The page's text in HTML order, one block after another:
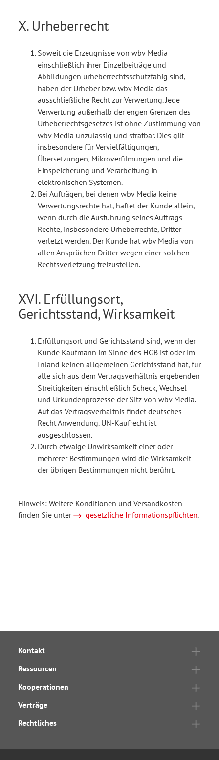
X. Urheberrecht
Soweit die Erzeugnisse von wbv Media
einschließlich ihrer Einzelbeiträge und
Abbildungen urheberrechtsschutzfähig sind,
haben der Urheber bzw. wbv Media das
ausschließliche Recht zur Verwertung. Jede
Verwertung außerhalb der engen Grenzen des
Urheberrechtsgesetzes ist ohne Zustimmung von
wbv Media unzulässig und strafbar. Dies gilt
insbesondere für Vervielfältigungen,
Übersetzungen, Mikroverfilmungen und die
Einspeicherung und Verarbeitung in
elektronischen Systemen.
Bei Aufträgen, bei denen wbv Media keine
Verwertungsrechte hat, haftet der Kunde allein,
wenn durch die Ausführung seines Auftrags
Rechte, insbesondere Urheberrechte, Dritter
verletzt werden. Der Kunde hat wbv Media von
allen Ansprüchen Dritter wegen einer solchen
Rechtsverletzung freizustellen.
XVI. Erfüllungsort,
Gerichtsstand, Wirksamkeit
Erfüllungsort und Gerichtsstand sind, wenn der
Kunde Kaufmann im Sinne des HGB ist oder im
Inland keinen allgemeinen Gerichtsstand hat, für
alle sich aus dem Vertragsverhältnis ergebenden
Streitigkeiten einschließlich Scheck, Wechsel
und Urkundenprozesse der Sitz von wbv Media.
Auf das Vertragsverhältnis findet deutsches
Recht Anwendung. UN-Kaufrecht ist
ausgeschlossen.
Durch etwaige Unwirksamkeit einer oder
mehrerer Bestimmungen wird die Wirksamkeit
der übrigen Bestimmungen nicht berührt.
Hinweis: Weitere Konditionen und Versandkosten
finden Sie unter
gesetzliche Informationspflichten.
Kontakt
Ressourcen
Kooperationen
Verträge
Rechtliches